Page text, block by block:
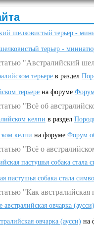
шелковистый терьер -
терьер -
"Австралийский
терьере в раздел
терьере на форуме
"Всё об
келпи в раздел
келпи на форуме Форум
"Всё о
пастушья собака
пастушья собака стала
"Как
австралийская овчарка (аусси)
овчарка (аусси) на